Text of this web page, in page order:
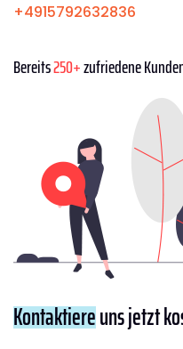
+4915792632836
Bereits250+zufriedene
Kontaktiereuns jetzt